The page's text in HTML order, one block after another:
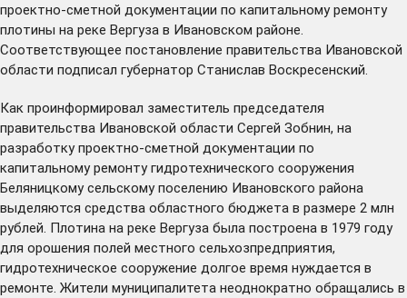
проектно-сметной документации по капитальному ремонту
плотины на реке Вергуза в Ивановском районе.
Соответствующее постановление правительства Ивановской
области подписал губернатор Станислав Воскресенский.
Как проинформировал заместитель председателя
правительства Ивановской области Сергей Зобнин, на
разработку проектно-сметной документации по
капитальному ремонту гидротехнического сооружения
Беляницкому сельскому поселению Ивановского района
выделяются средства областного бюджета в размере 2 млн
рублей. Плотина на реке Вергуза была построена в 1979 году
для орошения полей местного сельхозпредприятия,
гидротехническое сооружение долгое время нуждается в
ремонте. Жители муниципалитета неоднократно обращались в